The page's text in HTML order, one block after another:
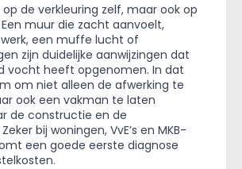
de verkleuring zelf, maar ook op
muur die zacht aanvoelt,
een muffe lucht of
zijn duidelijke aanwijzingen dat
vocht heeft opgenomen. In dat
om niet alleen de afwerking te
ook een vakman te laten
de constructie en de
bij woningen, VvE’s en MKB-
een goede eerste diagnose